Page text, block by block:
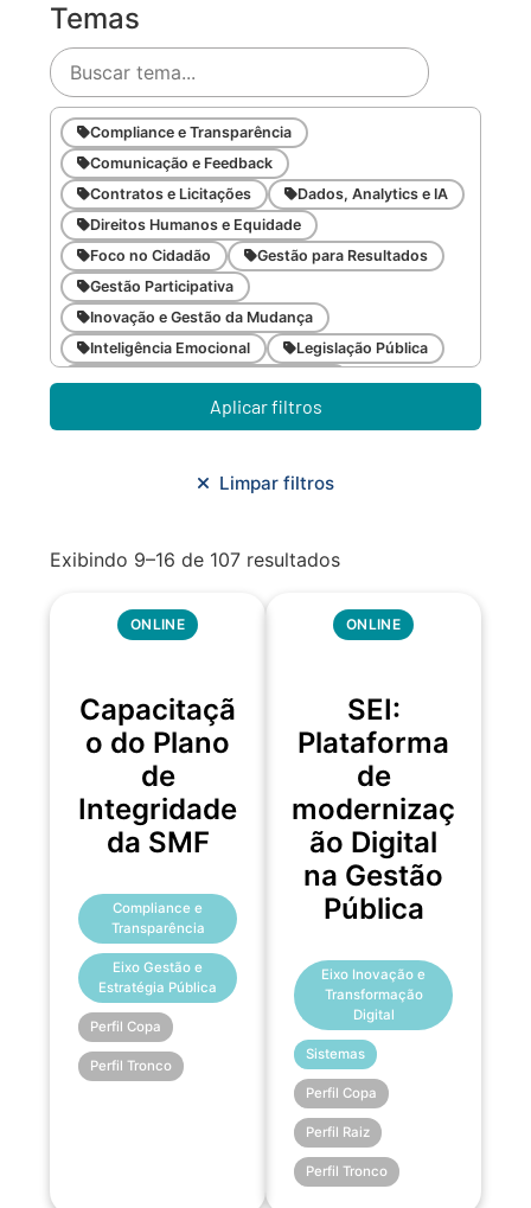
Temas
Compliance e Transparência
Comunicação e Feedback
Contratos e Licitações
Dados, Analytics e IA
Direitos Humanos e Equidade
Foco no Cidadão
Gestão para Resultados
Gestão Participativa
Inovação e Gestão da Mudança
Inteligência Emocional
Legislação Pública
Meio Ambiente e Sustentabilidade
Metodologias Ágeis
Orçamento e Finanças
Planejamento Urbano/Mobilidade
Aplicar filtros
Limpar filtros
Exibindo 9–16 de 107 resultados
ONLINE
Capacitaçã
o do Plano
de
Integridade
da SMF
Compliance e
Transparência
Eixo Gestão e
Estratégia Pública
Perfil Copa
Perfil Tronco
ONLINE
SEI:
Plataforma
de
modernizaç
ão Digital
na Gestão
Pública
Eixo Inovação e
Transformação
Digital
Sistemas
Perfil Copa
Perfil Raiz
Perfil Tronco